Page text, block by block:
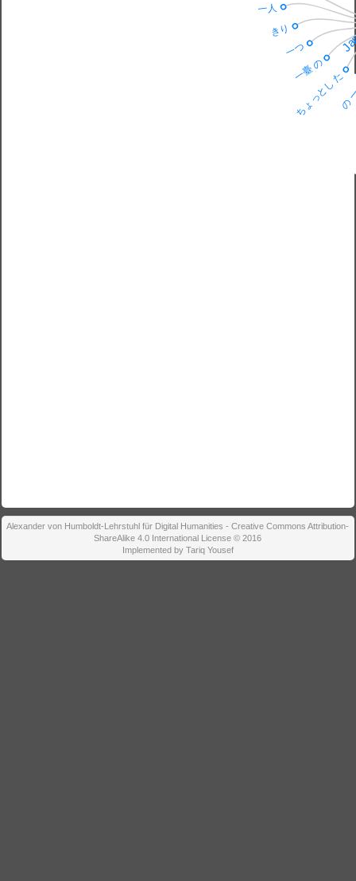
の
ちょっとし た
一臺 の
一つ
きり
一人
Alexander von Humboldt-Lehrstuhl für Digital Humanities - Creative Commons Attribution-
ShareAlike 4.0 International License © 2016
Implemented by Tariq Yousef